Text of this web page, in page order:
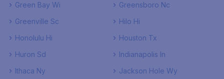
Green Bay Wi
Greensboro Nc
Greenville Sc
Hilo Hi
Honolulu Hi
Houston Tx
Huron Sd
Indianapolis In
Ithaca Ny
Jackson Hole Wy